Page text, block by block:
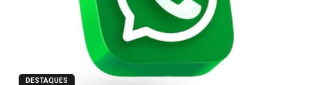
DESTAQUES